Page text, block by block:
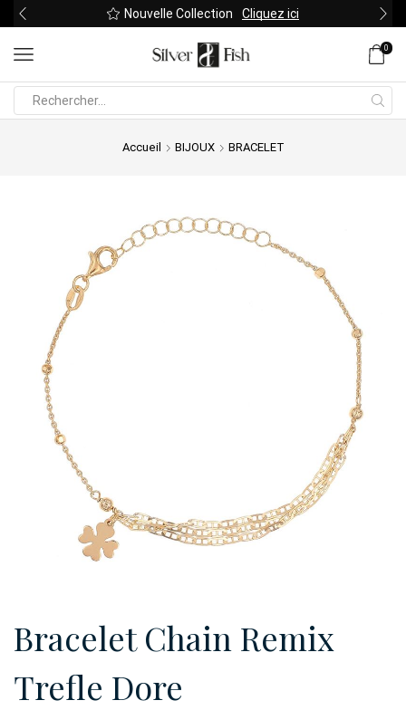
Nouvelle Collection Cliquez ici
0
Accueil BIJOUX BRACELET
Bracelet Chain Remix
Trefle Dore